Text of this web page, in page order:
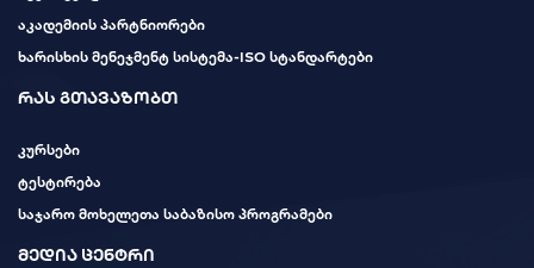
აკადემიის პარტნიორები
ხარისხის მენეჯმენტ სისტემა-ISO სტანდარტები
რას გთავაზობთ
კურსები
ტესტირება
საჯარო მოხელეთა საბაზისო პროგრამები
მედია ცენტრი